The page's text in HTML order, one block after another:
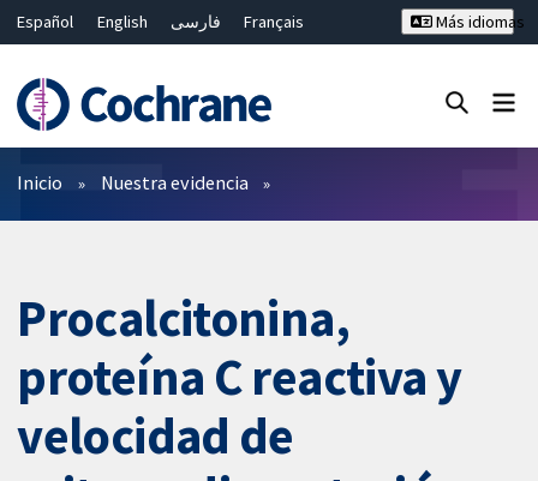
Español English فارسی
Français
Bahasa Malaysia
ไทย 繁體中文
Más idiomas
Filtros
Inicio Nuestra evidencia
Procalcitonina,
proteína C reactiva y
velocidad de